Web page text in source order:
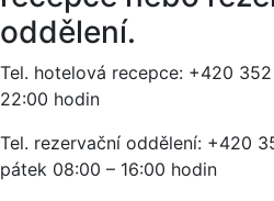
oddělení.
Tel. hotelová recepce: +420
22:00 hodin
Tel. rezervační oddělení: +420
pátek 08:00 – 16:00 hodin